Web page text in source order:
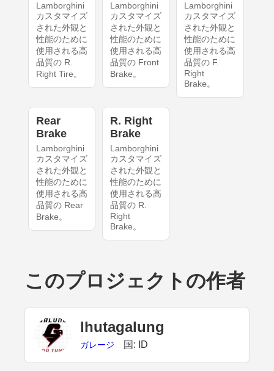
Lamborghini
カスタマイズ
された外観と
性能のために
使用される高
品質の R.
Right Tire。
Lamborghini
カスタマイズ
された外観と
性能のために
使用される高
品質の Front
Brake。
Lamborghini
カスタマイズ
された外観と
性能のために
使用される高
品質の F.
Right
Brake。
Rear
Brake
Lamborghini
カスタマイズ
された外観と
性能のために
使用される高
品質の Rear
Brake。
R. Right
Brake
Lamborghini
カスタマイズ
された外観と
性能のために
使用される高
品質の R.
Right
Brake。
このプロジェクトの作者
lhutagalung
ガレージ 国: ID